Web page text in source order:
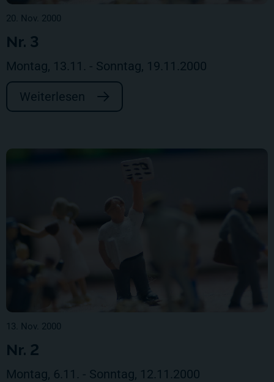
20. Nov. 2000
Nr. 3
Montag, 13.11. - Sonntag, 19.11.2000
Weiterlesen
13. Nov. 2000
Nr. 2
Montag, 6.11. - Sonntag, 12.11.2000